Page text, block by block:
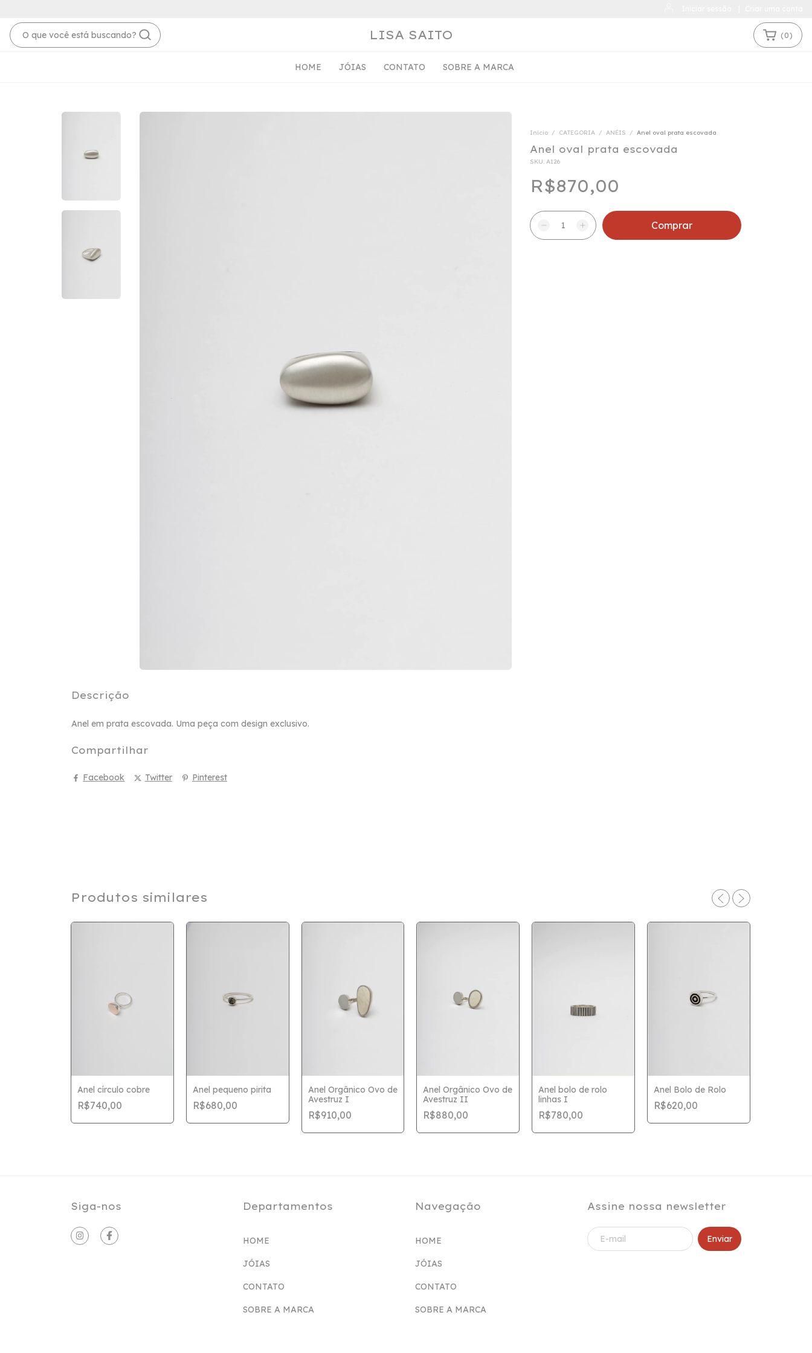
LISA SAITO (0)
HOME JÓIAS CONTATO SOBRE A MARCA
Início / CATEGORIA / ANÉIS / Anel oval prata escovada
Anel oval prata escovada
SKU: A126
R$870,00
Descrição
Anel em prata escovada. Uma peça com design exclusivo.
Compartilhar
Facebook Twitter Pinterest
Produtos similares
Anel círculo cobre
R$740,00
Anel pequeno pirita
R$680,00
Anel Orgânico Ovo de
Avestruz I
R$910,00
Anel Orgânico Ovo de
Avestruz II
R$880,00
Anel bolo de rolo
linhas I
R$780,00
Anel Bolo de Rolo
R$620,00
Siga-nos Departamentos
HOME
JÓIAS
CONTATO
SOBRE A MARCA
Navegação
HOME
JÓIAS
CONTATO
SOBRE A MARCA
Assine nossa newsletter